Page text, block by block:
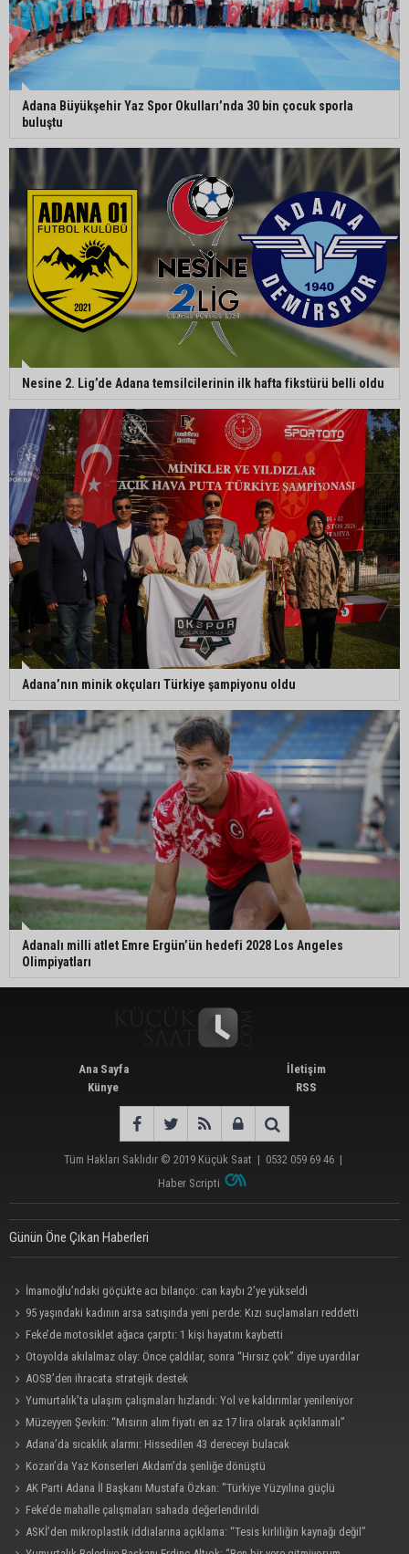
Adana Büyükşehir Yaz Spor Okulları’nda 30 bin çocuk sporla
buluştu
Nesine 2. Lig’de Adana temsilcilerinin ilk hafta fikstürü belli oldu
Adana’nın minik okçuları Türkiye şampiyonu oldu
Adanalı milli atlet Emre Ergün’ün hedefi 2028 Los Angeles
Olimpiyatları
Ana Sayfa
Künye
İletişim
RSS
Tüm Hakları Saklıdır © 2019 Küçük Saat | 0532 059 69 46 |
Haber Scripti
Günün Öne Çıkan Haberleri
İmamoğlu’ndaki göçükte acı bilanço: can kaybı 2’ye yükseldi
95 yaşındaki kadının arsa satışında yeni perde: Kızı suçlamaları reddetti
Feke’de motosiklet ağaca çarptı: 1 kişi hayatını kaybetti
Otoyolda akılalmaz olay: Önce çaldılar, sonra “Hırsız çok” diye uyardılar
AOSB’den ihracata stratejik destek
Yumurtalık’ta ulaşım çalışmaları hızlandı: Yol ve kaldırımlar yenileniyor
Müzeyyen Şevkin: “Mısırın alım fiyatı en az 17 lira olarak açıklanmalı”
Adana’da sıcaklık alarmı: Hissedilen 43 dereceyi bulacak
Kozan’da Yaz Konserleri Akdam’da şenliğe dönüştü
AK Parti Adana İl Başkanı Mustafa Özkan: "Türkiye Yüzyılına güçlü
teşkilatımızla yürüyoruz"
Feke’de mahalle çalışmaları sahada değerlendirildi
ASKİ’den mikroplastik iddialarına açıklama: “Tesis kirliliğin kaynağı değil”